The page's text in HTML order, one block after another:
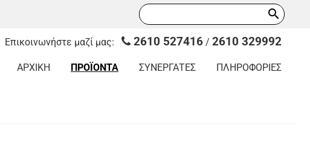
search
Επικοινωνήστε μαζί μας: 2610 527416 / 2610 329992
ΑΡΧΙΚΗ ΠΡΟΪΟΝΤΑ ΣΥΝΕΡΓΑΤΕΣ ΠΛΗΡΟΦΟΡΙΕΣ